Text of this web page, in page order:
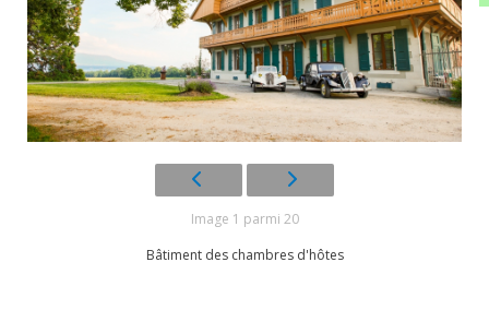
Image 1 parmi 20
Bâtiment des chambres d'hôtes